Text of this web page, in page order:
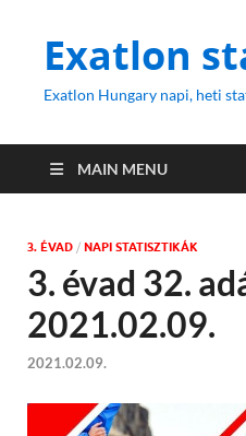
Exatlon
Exatlon Hungary napi, heti
MAIN MENU
3. ÉVAD / NAPI STATISZTIKÁK
3. évad 32.
2021.02.09.
2021.02.09.